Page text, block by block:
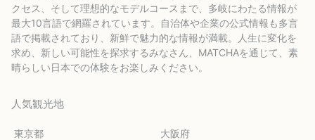
クセス、そして理想的なモデルコースまで、多岐にわたる情報が
最大10言語で網羅されています。自治体や企業の公式情報も多言
語で掲載されており、新鮮で魅力的な情報が満載。人生に変化を
求め、新しい可能性を探求するみなさん、MATCHAを通じて、素
晴らしい日本での体験をお楽しみください。
人気観光地
東京都 大阪府